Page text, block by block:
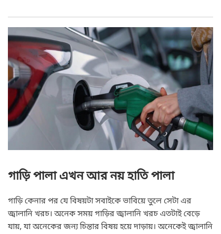
গাড়ি পালা এখন আর নয় হাতি পালা
গাড়ি কেনার পর যে বিষয়টা সবাইকে ভাবিয়ে তুলে সেটা এর
জ্বালানি খরচ। অনেক সময় গাড়ির জ্বালানি খরচ এতটাই বেড়ে
যায়, যা অনেকের জন্য চিন্তার বিষয় হয়ে দাড়ায়। অনেকেই জ্বালানি